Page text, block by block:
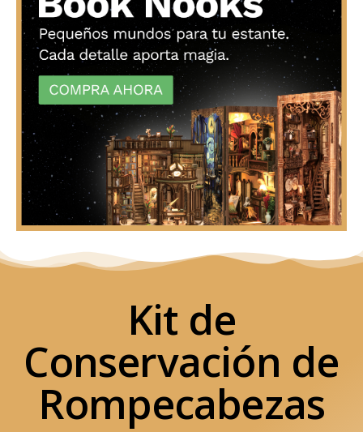
Kit de
Conservación de
Rompecabezas